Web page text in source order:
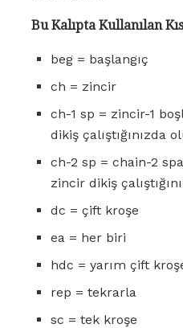
Bu Kalıpta Kullanılan
beg = başlangıç
ch = zincir
ch-1 sp = zincir-1
dikiş çalıştığınızda
ch-2 sp = chain-2
zincir dikiş
dc = çift kroşe
ea = her biri
hdc = yarım çift
rep = tekrarla
sc = tek kroşe